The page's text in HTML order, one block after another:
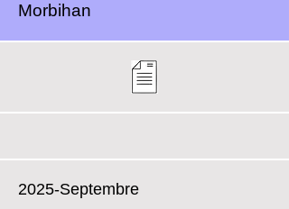
Morbihan
2025-Septembre